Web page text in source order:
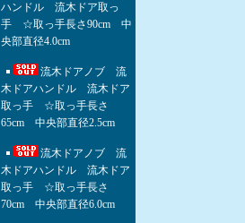
ハンドル 流木ドア取っ
手 ☆取っ手長さ90cm 中
央部直径4.0cm
流木ドアノブ 流
木ドアハンドル 流木ドア
取っ手 ☆取っ手長さ
65cm 中央部直径2.5cm
流木ドアノブ 流
木ドアハンドル 流木ドア
取っ手 ☆取っ手長さ
70cm 中央部直径6.0cm